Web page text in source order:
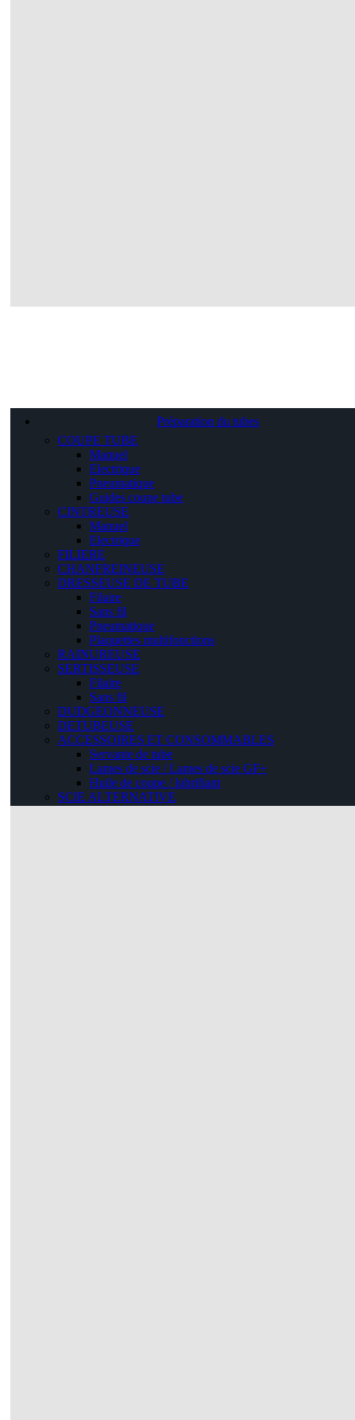
Préparation du tubes
COUPE TUBE
Manuel
Electrique
Pneumatique
Guides coupe tube
CINTREUSE
Manuel
Electrique
FILIERE
CHANFREINEUSE
DRESSEUSE DE TUBE
Filaire
Sans fil
Pneumatique
Plaquettes multifonctions
RAINUREUSE
SERTISSEUSE
Filaire
Sans fil
DUDGEONNEUSE
DETUBEUSE
ACCESSOIRES ET CONSOMMABLES
Servante de tube
Lames de scie / Lames de scie GF+
Huile de coupe / lubrifiant
SCIE ALTERNATIVE